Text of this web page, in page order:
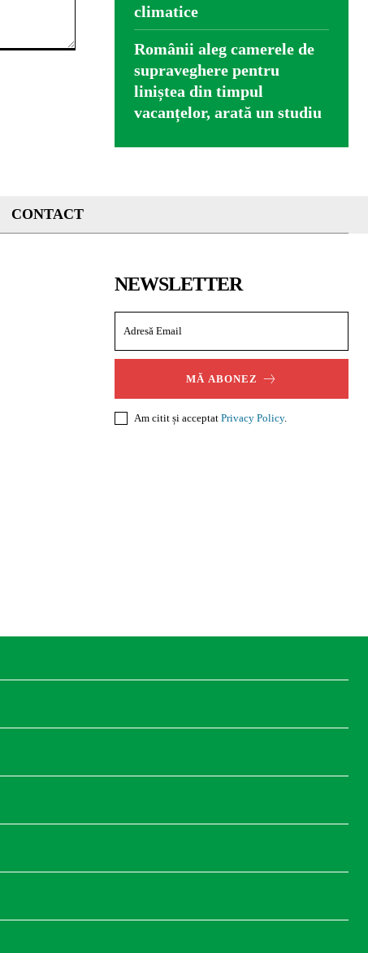
climatice
Românii aleg camerele de
supraveghere pentru
liniștea din timpul
vacanțelor, arată un studiu
CONTACT
NEWSLETTER
MĂ ABONEZ
Am citit și acceptat Privacy Policy.